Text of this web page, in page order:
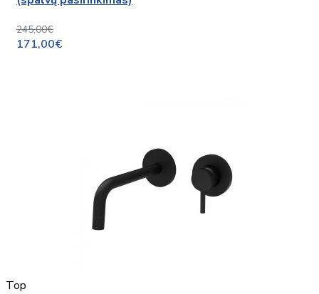
245,00€
171,00€
Top